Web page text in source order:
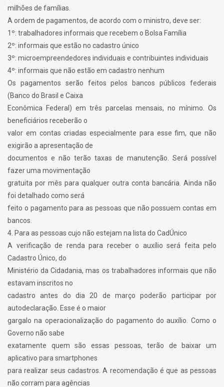
milhões de famílias.
A ordem de pagamentos, de acordo com o ministro, deve ser:
1º: trabalhadores informais que recebem o Bolsa Família
2º: informais que estão no cadastro único
3º: microempreendedores individuais e contribuintes individuais
4º: informais que não estão em cadastro nenhum
Os pagamentos serão feitos pelos bancos públicos federais
(Banco do Brasil e Caixa
Econômica Federal) em três parcelas mensais, no mínimo. Os
beneficiários receberão o
valor em contas criadas especialmente para esse fim, que não
exigirão a apresentação de
documentos e não terão taxas de manutenção. Será possível
fazer uma movimentação
gratuita por mês para qualquer outra conta bancária. Ainda não
foi detalhado como será
feito o pagamento para as pessoas que não possuem contas em
bancos.
4. Para as pessoas cujo não estejam na lista do CadÚnico
A verificação de renda para receber o auxílio será feita pelo
Cadastro Único, do
Ministério da Cidadania, mas os trabalhadores informais que não
estavam inscritos no
cadastro antes do dia 20 de março poderão participar por
autodeclaração. Esse é o maior
gargalo na operacionalização do pagamento do auxílio. Como o
Governo não sabe
exatamente quem são essas pessoas, terão de baixar um
aplicativo para smartphones
para realizar seus cadastros. A recomendação é que as pessoas
não corram para agências